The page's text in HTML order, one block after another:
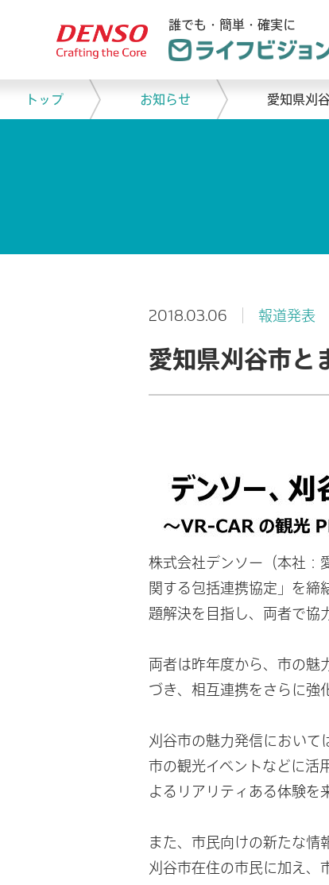
誰でも・簡単・確実に
トップ お知らせ 愛知県刈
2018.03.06 報道発表
愛知県刈谷市と
株式会社デンソー（本社：
関する包括連携協定」を締
題解決を目指し、両者で協
両者は昨年度から、市の魅
づき、相互連携をさらに強
刈谷市の魅力発信において
市の観光イベントなどに活
よるリアリティある体験を
また、市民向けの新たな情
刈谷市在住の市民に加え、